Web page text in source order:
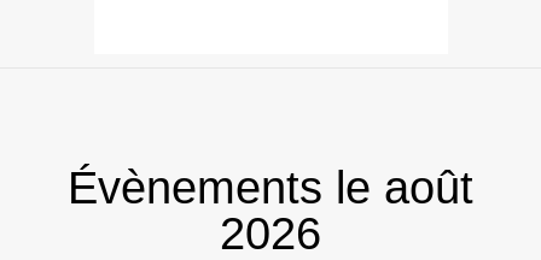
Évènements le août
2026